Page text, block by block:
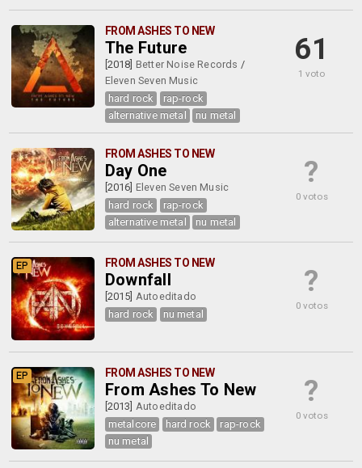
FROM ASHES TO NEW
The Future
[2018] Better Noise Records /
Eleven Seven Music
hard rock
rap-rock
alternative metal
nu metal
61
1 voto
FROM ASHES TO NEW
Day One
[2016] Eleven Seven Music
hard rock
rap-rock
alternative metal
nu metal
?
0 votos
EP FROM ASHES TO NEW
Downfall
[2015] Autoeditado
hard rock
nu metal
?
0 votos
EP FROM ASHES TO NEW
From Ashes To New
[2013] Autoeditado
metalcore
hard rock
rap-rock
nu metal
?
0 votos